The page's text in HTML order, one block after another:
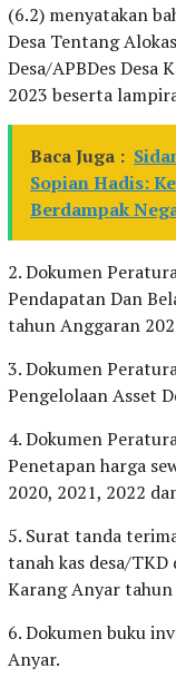
(6.2) menyatakan
Desa Tentang
Desa/APBDes
2023 beserta
Baca Juga :
Sopian Hadis:
Berdampak
2. Dokumen
Pendapatan Dan
tahun Anggaran
3. Dokumen
Pengelolaan Asset
4. Dokumen
Penetapan harga
2020, 2021, 2022
5. Surat tanda
tanah kas desa/TKD
Karang Anyar tahun
6. Dokumen buku
Anyar.